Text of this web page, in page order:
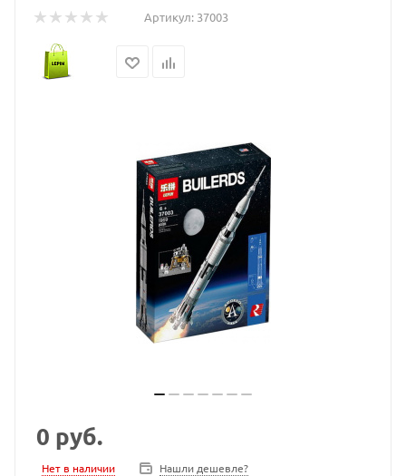
Артикул: 37003
0 руб.
Нет в наличии Нашли дешевле?